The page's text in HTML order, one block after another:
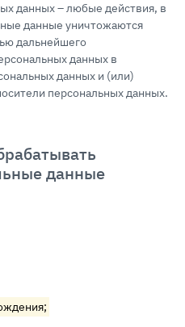
данных – любые действия, в
данные уничтожаются
дальнейшего
данных в
данных и (или)
персональных данных.
данные